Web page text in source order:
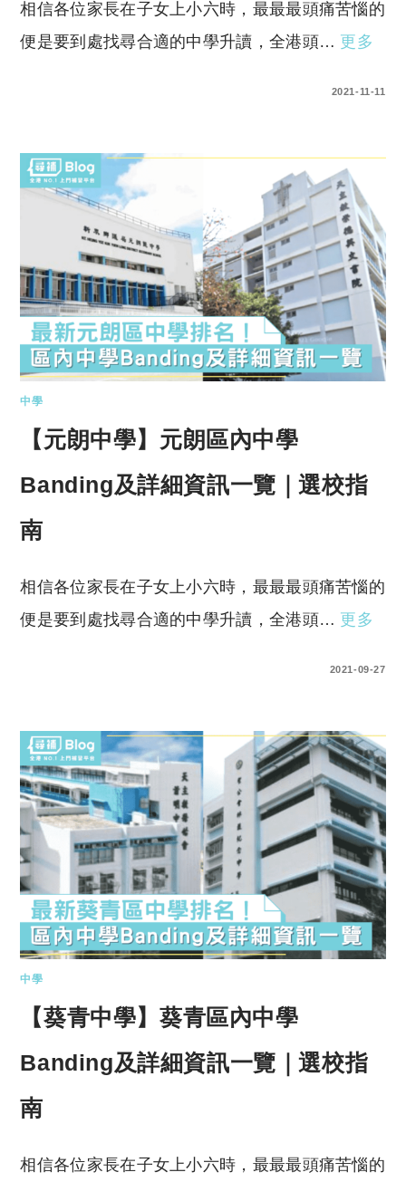
相信各位家長在子女上小六時，最最最頭痛苦惱的
便是要到處找尋合適的中學升讀，全港頭… 更多
2021-11-11
中學
【元朗中學】元朗區內中學
Banding及詳細資訊一覽｜選校指
南
相信各位家長在子女上小六時，最最最頭痛苦惱的
便是要到處找尋合適的中學升讀，全港頭… 更多
2021-09-27
中學
【葵青中學】葵青區內中學
Banding及詳細資訊一覽｜選校指
南
相信各位家長在子女上小六時，最最最頭痛苦惱的